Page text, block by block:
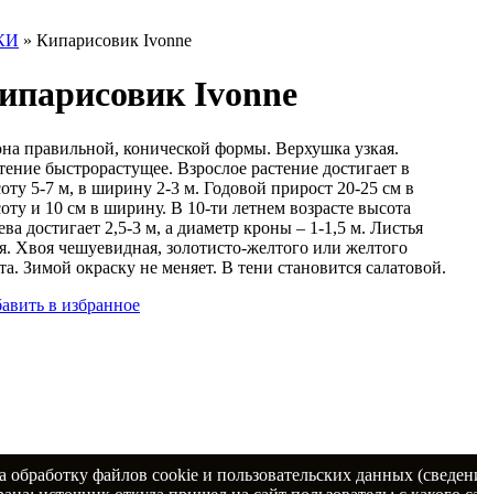
» Кипарисовик Ivonne
Ivonne
правильной, конической формы. Верхушка узкая.
быстрорастущее. Взрослое растение достигает в
5-7 м, в ширину 2-3 м. Годовой прирост 20-25 см в
и 10 см в ширину. В 10-ти летнем возрасте высота
достигает 2,5-3 м, а диаметр кроны – 1-1,5 м. Листья
Хвоя чешуевидная, золотисто-желтого или желтого
Зимой окраску не меняет. В тени становится салатовой.
в избранное
обработку файлов cookie и пользовательских данных